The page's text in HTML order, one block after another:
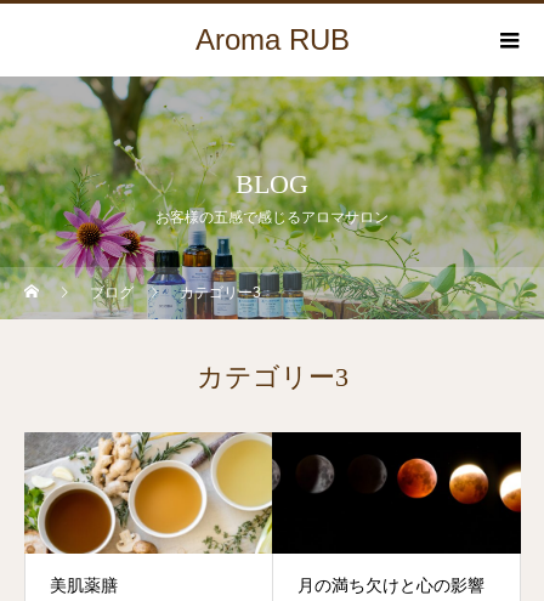
Aroma RUB
BLOG
お客様の五感で感じるアロマサロン
ブログ カテゴリー3
カテゴリー3
美肌薬膳
月の満ち欠けと心の影響